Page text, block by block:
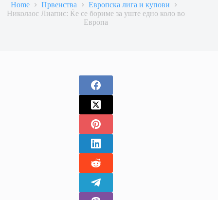
Home Првенства
Европска лига и купови
Николаос Лиапис: Ќе се бориме за уште едно коло во
Европа